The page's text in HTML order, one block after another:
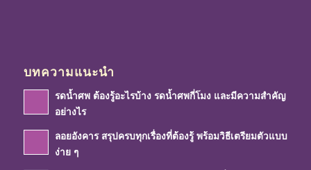
บทความแนะนำ
รดน้ำศพ ต้องรู้อะไรบ้าง รดน้ำศพกี่โมง และมีความสำคัญ
อย่างไร
ลอยอังคาร สรุปครบทุกเรื่องที่ต้องรู้ พร้อมวิธีเตรียมตัวแบบ
ง่าย ๆ